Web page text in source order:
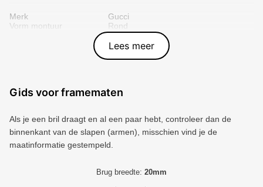
Merk
Gucci
Vorm montuur
Rond
Goud
Metal
8056376587715
Lees meer
Gids voor framematen
Als je een bril draagt ​​en al een paar hebt, controleer dan de
binnenkant van de slapen (armen), misschien vind je de
maatinformatie gestempeld.
Brug breedte: 20mm